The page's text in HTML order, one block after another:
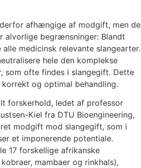
afhængige af modgift, men de
alvorlige begrænsninger: Blandt
medicinsk relevante slangearter.
hele den komplekse
som ofte findes i slangegift. Dette
og optimal behandling.
forskerhold, ledet af professor
Kiel fra DTU Bioengineering,
modgift mod slangegift, som i
et imponerende potentiale.
17 forskellige afrikanske
mambaer og rinkhals),